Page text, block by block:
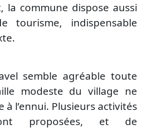
la commune dispose aussi
tourisme, indispensable
semble agréable toute
modeste du village ne
à l’ennui. Plusieurs activités
proposées, et de